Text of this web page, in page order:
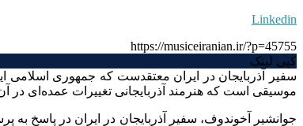
Linkedin
https://musiceiranian.ir/?p=45755
کپی لینک
سفیر آذربایجان در ایران معتقدست که جمهوری اسلامی
موسیقی است که هنرمند آذربایجانی تغییرات عمده‌ای در
جوانشیر آخوندوف، سفیر آذربایجان در ایران در پاسخ به